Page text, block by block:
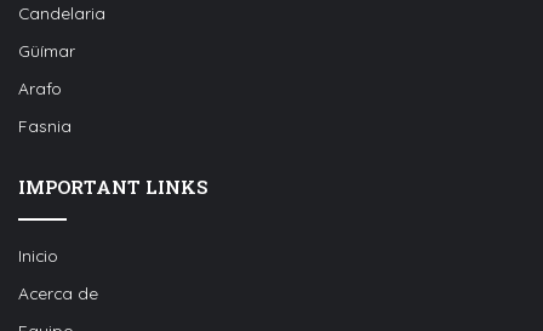
Candelaria
Güímar
Arafo
Fasnia
IMPORTANT LINKS
Inicio
Acerca de